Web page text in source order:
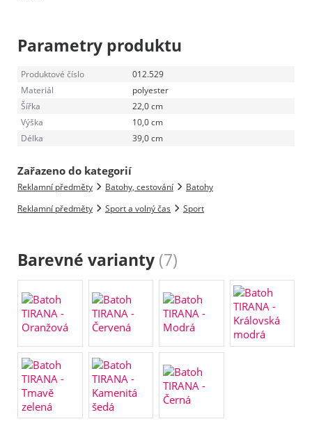
Parametry produktu
Produktové číslo
012.529
Materiál
polyester
Šířka
22,0 cm
Výška
10,0 cm
Délka
39,0 cm
Zařazeno do kategorií
Reklamní předměty Batohy, cestování
Batohy
Reklamní předměty
Sport a volný čas Sport
Barevné varianty (7)